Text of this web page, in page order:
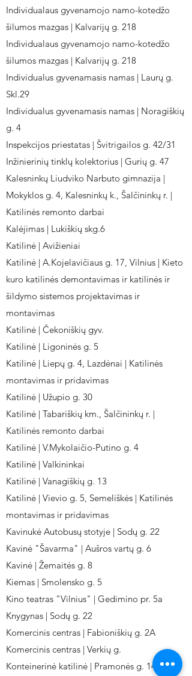
Individualaus gyvenamojo namo-kotedžo
šilumos mazgas | Kalvarijų g. 218
Individualaus gyvenamojo namo-kotedžo
šilumos mazgas | Kalvarijų g. 218
Individualus gyvenamasis namas | Laurų g.
Skl.29
Individualus gyvenamasis namas | Noragiškių
g. 4
Inspekcijos priestatas | Švitrigailos g. 42/31
Inžinierinių tinklų kolektorius | Gurių g. 47
Kalesninkų Liudviko Narbuto gimnazija |
Mokyklos g. 4, Kalesninkų k., Šalčininkų r. |
Katilinės remonto darbai
Kalėjimas | Lukiškių skg.6
Katilinė | Avižieniai
Katilinė | A.Kojelavičiaus g. 17, Vilnius | Kieto
kuro katilinės demontavimas ir katilinės ir
šildymo sistemos projektavimas ir
montavimas
Katilinė | Čekoniškių gyv.
Katilinė | Ligoninės g. 5
Katilinė | Liepų g. 4, Lazdėnai | Katilinės
montavimas ir pridavimas
Katilinė | Užupio g. 30
Katilinė | Tabariškių km., Šalčininkų r. |
Katilinės remonto darbai
Katilinė | V.Mykolaičio-Putino g. 4
Katilinė | Valkininkai
Katilinė | Vanagiškių g. 13
Katilinė | Vievio g. 5, Semeliškės | Katilinės
montavimas ir pridavimas
Kavinukė Autobusų stotyje | Sodų g. 22
Kavinė "Šavarma" | Aušros vartų g. 6
Kavinė | Žemaitės g. 8
Kiemas | Smolensko g. 5
Kino teatras "Vilnius" | Gedimino pr. 5a
Knygynas | Sodų g. 22
Komercinis centras | Fabioniškių g. 2A
Komercinis centras | Verkių g.
Konteinerinė katilinė | Pramonės g. 141